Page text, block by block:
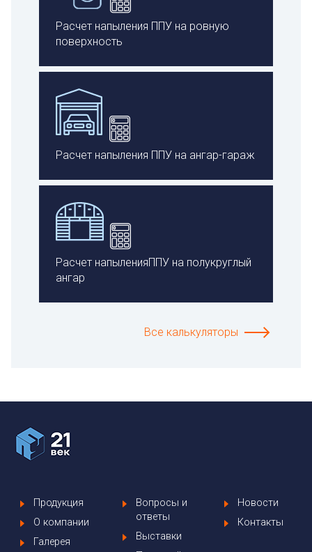
Расчет напыления ППУ на ровную
поверхность
Расчет напыления ППУ на ангар-гараж
Расчет напыленияППУ на полукруглый
ангар
Все калькуляторы
Продукция
О компании
Галерея
Вопросы и
ответы
Выставки
Новости
Контакты